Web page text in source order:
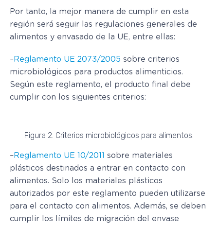
Por tanto, la mejor manera de cumplir en esta
región será seguir las regulaciones generales de
alimentos y envasado de la UE, entre ellas:
–Reglamento UE 2073/2005 sobre criterios
microbiológicos para productos alimenticios.
Según este reglamento, el producto final debe
cumplir con los siguientes criterios:
Figura 2. Criterios microbiológicos para alimentos.
–Reglamento UE 10/2011 sobre materiales
plásticos destinados a entrar en contacto con
alimentos. Solo los materiales plásticos
autorizados por este reglamento pueden utilizarse
para el contacto con alimentos. Además, se deben
cumplir los límites de migración del envase